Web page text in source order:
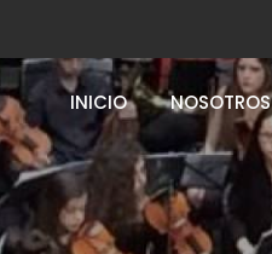
INICIO
NOSOTROS